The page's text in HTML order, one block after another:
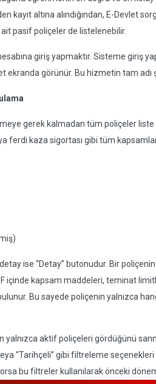
kayıt altına alındığından, E-Devlet
pasif poliçeler de listelenebilir.
giriş yapmaktır. Sisteme giriş
ekranda görünür. Bu hizmetin tam adı
gerek kalmadan tüm poliçeler
ferdi kaza sigortası gibi tüm
detay ise “Detay” butonudur. Bir
içinde kapsam maddeleri, teminat
Bu sayede poliçenin yalnızca
yalnızca aktif poliçeleri gördüğünü
“Tarihçeli” gibi filtreleme
bu filtreler kullanılarak önceki